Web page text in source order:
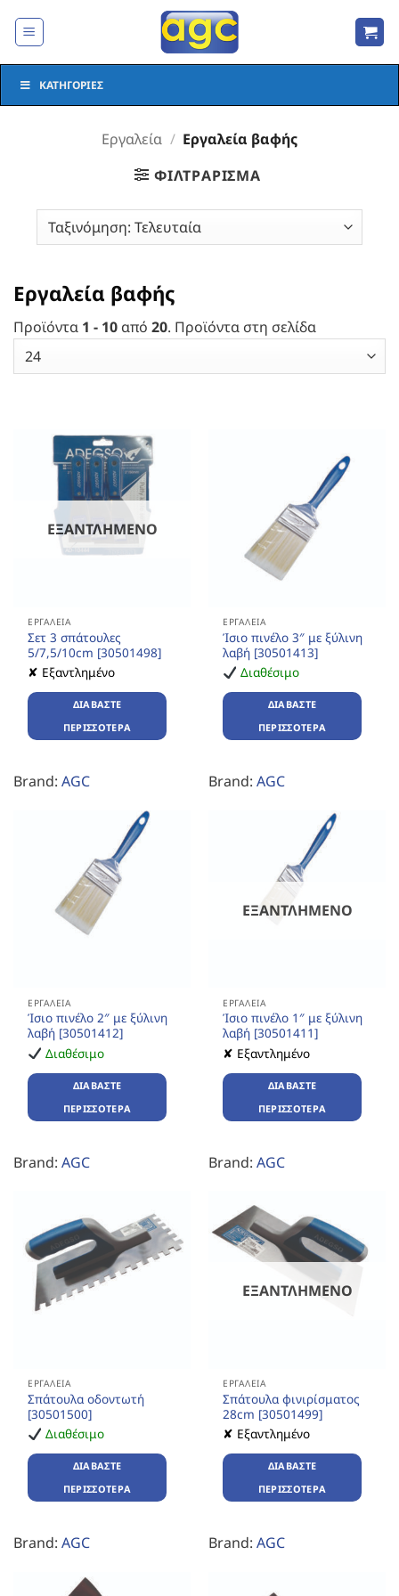
στο
ΚΑΤΗΓΟΡΊΕΣ
Εργαλεία / Εργαλεία βαφής
ΦΙΛΤΡΆΡΙΣΜΑ
Εργαλεία βαφής
Προϊόντα 1 - 10 από 20. Προϊόντα στη σελίδα
ΕΞΑΝΤΛΗΜΈΝΟ
ΕΡΓΑΛΕΊΑ
Σετ 3 σπάτουλες
5/7,5/10cm [30501498]
✘ Εξαντλημένο
ΔΙΑΒΆΣΤΕ
ΠΕΡΙΣΣΌΤΕΡΑ
Brand: AGC
ΕΡΓΑΛΕΊΑ
Ίσιο πινέλο 3″ με ξύλινη
λαβή [30501413]
Διαθέσιμο
ΔΙΑΒΆΣΤΕ
ΠΕΡΙΣΣΌΤΕΡΑ
Brand: AGC
ΕΡΓΑΛΕΊΑ
Ίσιο πινέλο 2″ με ξύλινη
λαβή [30501412]
Διαθέσιμο
ΔΙΑΒΆΣΤΕ
ΠΕΡΙΣΣΌΤΕΡΑ
Brand: AGC
ΕΞΑΝΤΛΗΜΈΝΟ
ΕΡΓΑΛΕΊΑ
Ίσιο πινέλο 1″ με ξύλινη
λαβή [30501411]
✘ Εξαντλημένο
ΔΙΑΒΆΣΤΕ
ΠΕΡΙΣΣΌΤΕΡΑ
Brand: AGC
ΕΡΓΑΛΕΊΑ
Σπάτουλα οδοντωτή
[30501500]
Διαθέσιμο
ΔΙΑΒΆΣΤΕ
ΠΕΡΙΣΣΌΤΕΡΑ
Brand: AGC
ΕΞΑΝΤΛΗΜΈΝΟ
ΕΡΓΑΛΕΊΑ
Σπάτουλα φινιρίσματος
28cm [30501499]
✘ Εξαντλημένο
ΔΙΑΒΆΣΤΕ
ΠΕΡΙΣΣΌΤΕΡΑ
Brand: AGC